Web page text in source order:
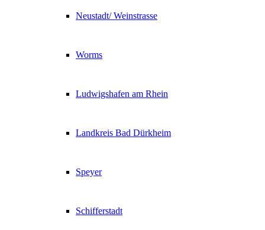
Neustadt/ Weinstrasse
Worms
Ludwigshafen am Rhein
Landkreis Bad Dürkheim
Speyer
Schifferstadt